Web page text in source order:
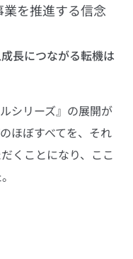
を推進する信念
長につながる転機は
シリーズ』の展開が
ほぼすべてを、それ
くことになり、ここ